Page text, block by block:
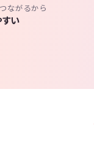
ながるから
い